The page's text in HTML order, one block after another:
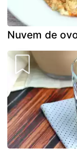
Nuvem de